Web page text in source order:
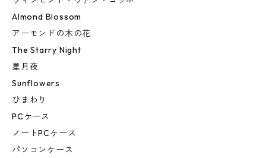
Almond Blossom
アーモンドの木の花
The Starry Night
星月夜
Sunflowers
ひまわり
PCケース
ノートPCケース
パソコンケース